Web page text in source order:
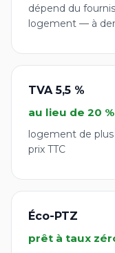
dépend du
logement — à
TVA 5,5 %
au lieu de 20 %
logement de
prix TTC
Éco-PTZ
prêt à taux